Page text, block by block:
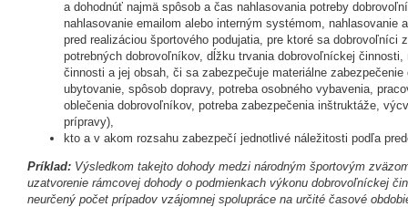
a dohodnúť najmä spôsob a čas nahlasovania potreby
nahlasovanie emailom alebo interným systémom, nahlasovanie
pred realizáciou športového podujatia, pre ktoré sa dobrovoľníci
potrebných dobrovoľníkov, dĺžku trvania dobrovoľníckej
činnosti a jej obsah, či sa zabezpečuje materiálne
ubytovanie, spôsob dopravy, potreba osobného vybavenia,
oblečenia dobrovoľníkov, potreba zabezpečenia inštruktáže,
prípravy),
kto a v akom rozsahu zabezpečí jednotlivé náležitosti podľa
Príklad: Výsledkom takejto dohody medzi národným športovým
uzatvorenie rámcovej dohody o podmienkach výkonu dobrovoľníckej
neurčený počet prípadov vzájomnej spolupráce na určité časové